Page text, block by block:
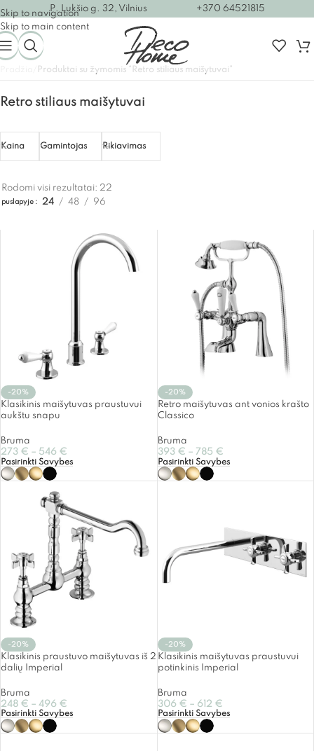
Skip to navigation
Skip to main content
P. Lukšio g. 32, Vilnius +370 64521815
Produktai su žymomis “Retro stiliaus maišytuvai”
Retro stiliaus maišytuvai
Kaina Gamintojas Rikiavimas
Rodomi visi rezultatai: 22
puslapyje 24 48 96
-20%
Klasikinis maišytuvas praustuvui
aukštu snapu
Bruma
273 € – 546 €
Pasirinkti Savybes
-20%
Retro maišytuvas ant vonios krašto
Classico
Bruma
393 € – 785 €
Pasirinkti Savybes
-20%
Klasikinis praustuvo maišytuvas iš 2
dalių Imperial
Bruma
248 € – 496 €
Pasirinkti Savybes
-20%
Klasikinis maišytuvas praustuvui
potinkinis Imperial
Bruma
306 € – 612 €
Pasirinkti Savybes